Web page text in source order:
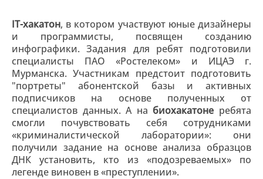
IT-хакатон, в котором участвуют юные дизайнеры
и программисты, посвящен созданию
инфографики. Задания для ребят подготовили
специалисты ПАО «Ростелеком» и ИЦАЭ г.
Мурманска. Участникам предстоит подготовить
"портреты" абонентской базы и активных
подписчиков на основе полученных от
специалистов данных. А на биохакатоне ребята
смогли почувствовать себя сотрудниками
«криминалистической лаборатории»: они
получили задание на основе анализа образцов
ДНК установить, кто из «подозреваемых» по
легенде виновен в «преступлении».